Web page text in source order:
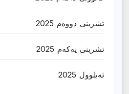
تشرینی دووەم 2025
تشرینی یەکەم 2025
ئەیلوول 2025